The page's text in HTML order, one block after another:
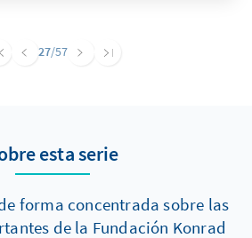
Das Analysepapier empfiehlt
Zeit.
27/57
esta serie
forma concentrada sobre las
de la Fundación Konrad